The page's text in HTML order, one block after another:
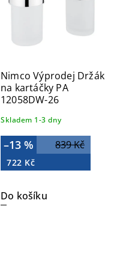
Nimco Výprodej Držák
na kartáčky PA
12058DW-26
Skladem 1-3 dny
839 Kč
–13 %
722 Kč
Do košíku